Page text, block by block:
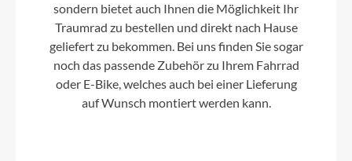
Kassette
Shimano Deore CS-M6100, 10-51T
Lenker
sondern bietet auch Ihnen die Möglichkeit Ihr
Traumrad zu bestellen und direkt nach Hause
geliefert zu bekommen. Bei uns finden Sie sogar
noch das passende Zubehör zu Ihrem Fahrrad
oder E-Bike, welches auch bei einer Lieferung
auf Wunsch montiert werden kann.